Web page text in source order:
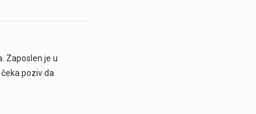
Zaposlen je u
poziv da